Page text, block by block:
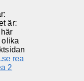
är:
olika